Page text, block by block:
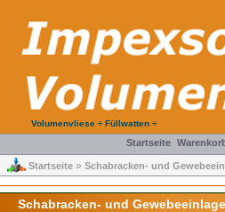
Volumenvliese ÷ Füllwatten ÷
Startseite
Startseite » Schabracken- und
Schabracken- und